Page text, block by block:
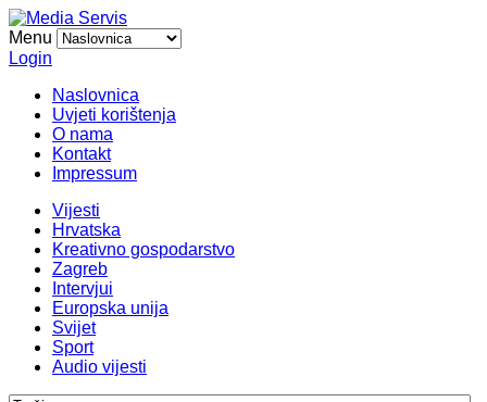
Menu
Login
Naslovnica
Uvjeti korištenja
O nama
Kontakt
Impressum
Vijesti
Hrvatska
Kreativno gospodarstvo
Zagreb
Intervjui
Europska unija
Svijet
Sport
Audio vijesti